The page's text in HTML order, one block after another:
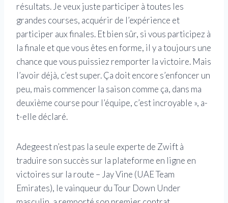
résultats. Je veux juste participer à toutes les
grandes courses, acquérir de l’expérience et
participer aux finales. Et bien sûr, si vous participez à
la finale et que vous êtes en forme, il y a toujours une
chance que vous puissiez remporter la victoire. Mais
l’avoir déjà, c’est super. Ça doit encore s’enfoncer un
peu, mais commencer la saison comme ça, dans ma
deuxième course pour l’équipe, c’est incroyable », a-
t-elle déclaré.
Adegeest n’est pas la seule experte de Zwift à
traduire son succès sur la plateforme en ligne en
victoires sur la route – Jay Vine (UAE Team
Emirates), le vainqueur du Tour Down Under